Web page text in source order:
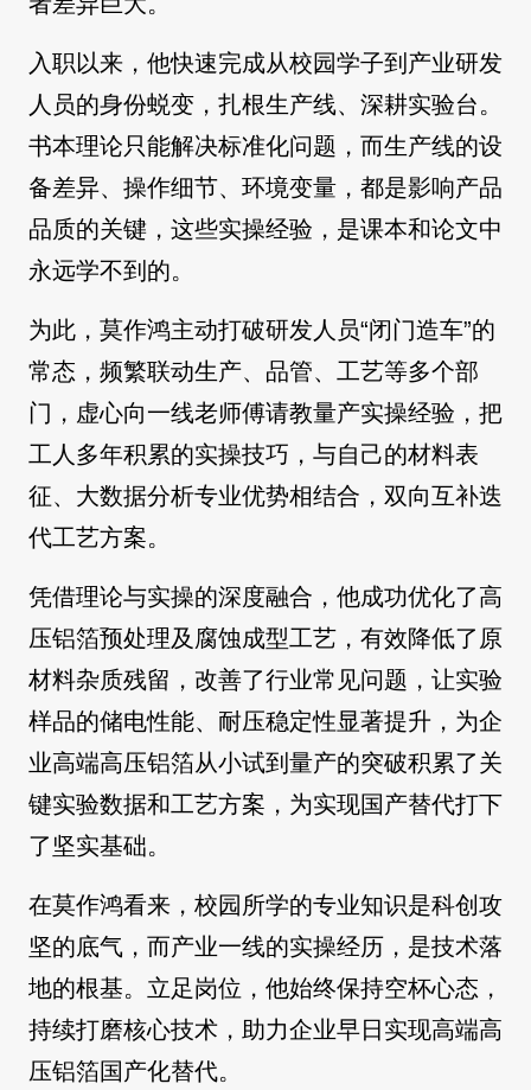
入职以来，他快速完成从校园学子到产业研发
人员的身份蜕变，扎根生产线、深耕实验台。
书本理论只能解决标准化问题，而生产线的设
备差异、操作细节、环境变量，都是影响产品
品质的关键，这些实操经验，是课本和论文中
永远学不到的。
为此，莫作鸿主动打破研发人员“闭门造车”的
常态，频繁联动生产、品管、工艺等多个部
门，虚心向一线老师傅请教量产实操经验，把
工人多年积累的实操技巧，与自己的材料表
征、大数据分析专业优势相结合，双向互补迭
代工艺方案。
凭借理论与实操的深度融合，他成功优化了高
压铝箔预处理及腐蚀成型工艺，有效降低了原
材料杂质残留，改善了行业常见问题，让实验
样品的储电性能、耐压稳定性显著提升，为企
业高端高压铝箔从小试到量产的突破积累了关
键实验数据和工艺方案，为实现国产替代打下
了坚实基础。
在莫作鸿看来，校园所学的专业知识是科创攻
坚的底气，而产业一线的实操经历，是技术落
地的根基。立足岗位，他始终保持空杯心态，
持续打磨核心技术，助力企业早日实现高端高
压铝箔国产化替代。